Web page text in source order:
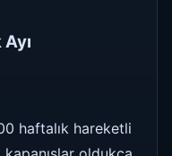
haftalık hareketli